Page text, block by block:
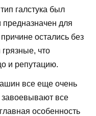
галстука был
для
остались без
что
и репутацию.
все еще очень
все
особенность